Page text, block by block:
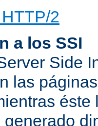
2
a los SSI
Side
las
generado